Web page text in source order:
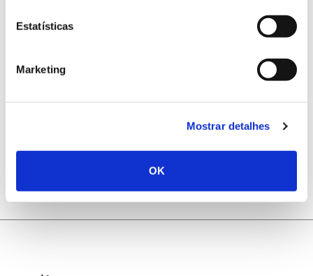
Estatísticas
Marketing
Mostrar detalhes
OK
no verão 2026